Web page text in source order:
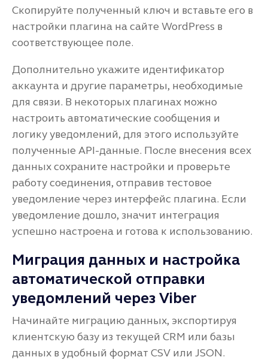
Скопируйте полученный ключ и вставьте его в
настройки плагина на сайте WordPress в
соответствующее поле.
Дополнительно укажите идентификатор
аккаунта и другие параметры, необходимые
для связи. В некоторых плагинах можно
настроить автоматические сообщения и
логику уведомлений, для этого используйте
полученные API-данные. После внесения всех
данных сохраните настройки и проверьте
работу соединения, отправив тестовое
уведомление через интерфейс плагина. Если
уведомление дошло, значит интеграция
успешно настроена и готова к использованию.
Миграция данных и настройка
автоматической отправки
уведомлений через Viber
Начинайте миграцию данных, экспортируя
клиентскую базу из текущей CRM или базы
данных в удобный формат CSV или JSON.